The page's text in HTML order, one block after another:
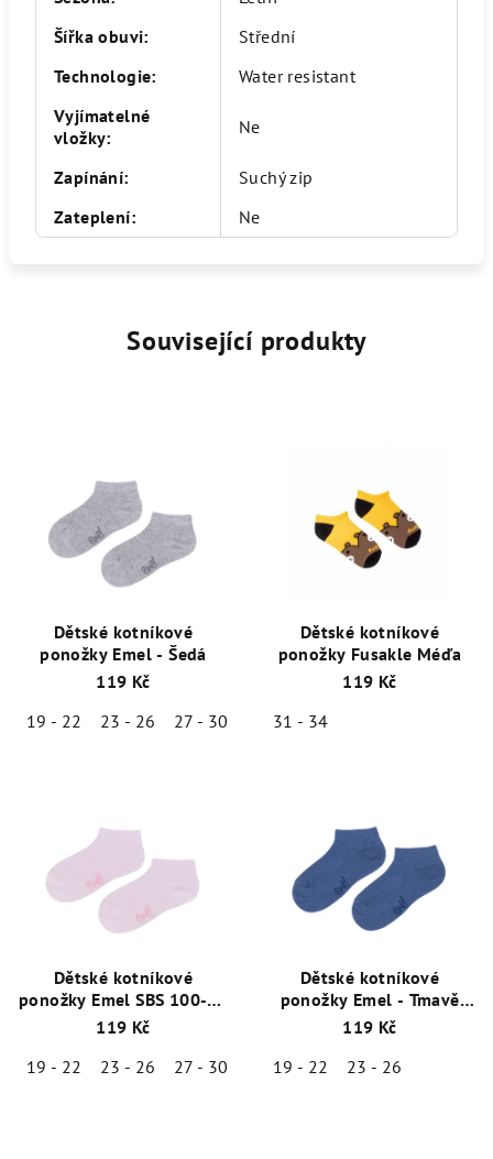
Šířka obuvi:
Střední
Technologie:
Water resistant
Vyjímatelné
vložky: Ne
Zapínání:
Suchý zip
Zateplení: Ne
Související produkty
Dětské kotníkové
ponožky Emel - Šedá
119 Kč
19 - 22
23 - 26 27 - 30
Dětské kotníkové
ponožky Fusakle Méďa
119 Kč
31 - 34
Dětské kotníkové
ponožky Emel SBS 100-46
- Růžová
119 Kč
19 - 22
23 - 26 27 - 30 31 - 34
Dětské kotníkové
ponožky Emel - Tmavě
modrá
119 Kč
19 - 22
23 - 26